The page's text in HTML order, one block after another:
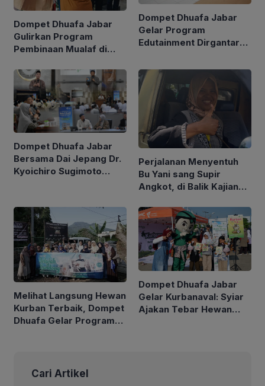
Dompet Dhuafa Jabar
Gulirkan Program
Pembinaan Mualaf di
Dompet Dhuafa Jabar
Gelar Program
Edutainment Dirgantara
Yatim Berwisata Edukasi
di PT Dirgantara
Indonesia
Dompet Dhuafa Jabar
Bersama Dai Jepang Dr.
Kyoichiro Sugimoto
Geliat Islam di Negeri
Sakura
Perjalanan Menyentuh
Bu Yani sang Supir
Angkot, di Balik Kajian
Dhuafa Jabar
Melihat Langsung Hewan
Kurban Terbaik, Dompet
Dhuafa Gelar Program
Dompet Dhuafa Jabar
Gelar Kurbanaval: Syiar
Ajakan Tebar Hewan
Cari Artikel